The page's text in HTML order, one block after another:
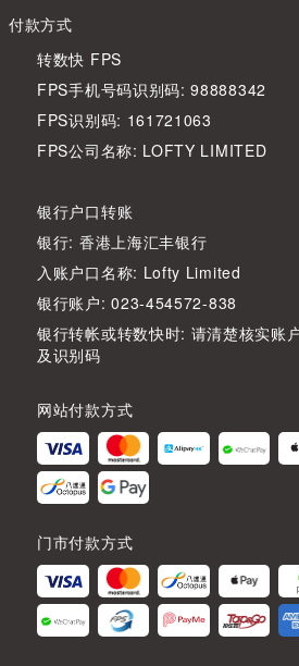
付款方式
转数快 FPS
FPS手机号码识别码: 98888342
FPS识别码: 161721063
FPS公司名称: LOFTY LIMITED
银行户口转账
银行: 香港上海汇丰银行
入账户口名称: Lofty Limited
银行账户: 023-454572-838
银行转帐或转数快时: 请清楚核实账
及识别码
网站付款方式
门市付款方式